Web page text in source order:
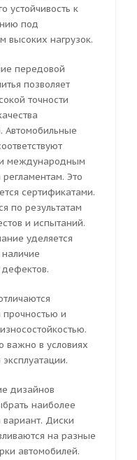
Kia
ET 46
5x114.3 ET
2768
устойчивость к
под
высоких нагрузок.
передовой
позволяет
точности
Автомобильные
международным
Это
сертификатами.
по результатам
и испытаний.
уделяется
дефектов.
и
важно в условиях
дизайнов
наиболее
Диски
на разные
автомобилей.